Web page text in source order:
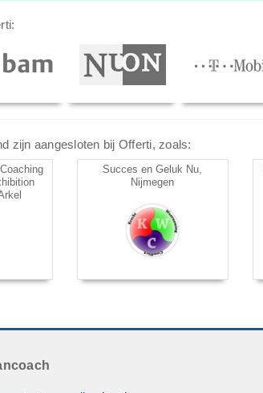
zijn aangesloten bij Offerti, zoals:
Succes en Geluk Nu,
Nijmegen